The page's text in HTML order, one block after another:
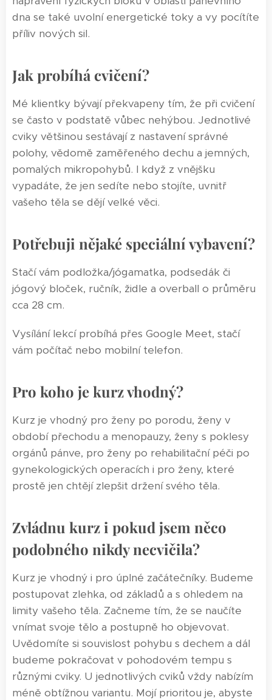
dna se také uvolní energetické toky a vy pocítíte
příliv nových sil.
Jak probíhá cvičení?
Mé klientky bývají překvapeny tím, že při cvičení
se často v podstatě vůbec nehýbou. Jednotlivé
cviky většinou sestávají z nastavení správné
polohy, vědomě zaměřeného dechu a jemných,
pomalých mikropohybů. I když z vnějšku
vypadáte, že jen sedíte nebo stojíte, uvnitř
vašeho těla se dějí velké věci.
Potřebuji nějaké speciální vybavení?
Stačí vám podložka/jógamatka, podsedák či
jógový bloček, ručník, židle a overball o průměru
cca 28 cm.
Vysílání lekcí probíhá přes Google Meet, stačí
vám počítač nebo mobilní telefon.
Pro koho je kurz vhodný?
Kurz je vhodný pro ženy po porodu, ženy v
období přechodu a menopauzy, ženy s poklesy
orgánů pánve, pro ženy po rehabilitační péči po
gynekologických operacích i pro ženy, které
prostě jen chtějí zlepšit držení svého těla.
Zvládnu kurz i pokud jsem něco
podobného nikdy necvičila?
Kurz je vhodný i pro úplné začátečníky. Budeme
postupovat zlehka, od základů a s ohledem na
limity vašeho těla. Začneme tím, že se naučíte
vnímat svoje tělo a postupně ho objevovat.
Uvědomíte si souvislost pohybu s dechem a dál
budeme pokračovat v pohodovém tempu s
různými cviky. U jednotlivých cviků vždy nabízím
méně obtížnou variantu. Mojí prioritou je, abyste